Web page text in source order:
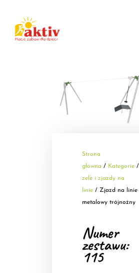
O NAS
OFERTA
AKTUALNOŚCI
Strona
główna / Kategorie /
zele i zjazdy na
linie / Zjazd na linie
metalowy trójnożny
Numer
zestawu:
115